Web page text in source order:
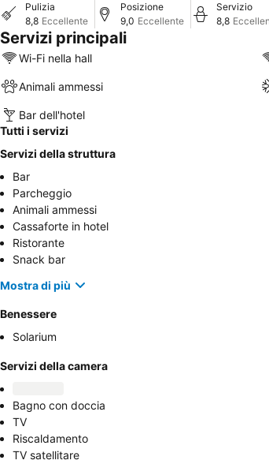
Pulizia
8,8 Eccellente
Posizione
9,0 Eccellente
Servizio
8,8
Servizi principali
Wi-Fi nella hall
Animali ammessi
Bar dell'hotel
Tutti i servizi
Servizi della struttura
Bar
Parcheggio
Animali ammessi
Cassaforte in hotel
Ristorante
Snack bar
Mostra di più
Benessere
Solarium
Servizi della camera
Bagno con doccia
TV
Riscaldamento
TV satellitare